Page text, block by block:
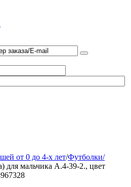
от 0 до 4-х лет/Футболки/
для мальчика А.4-39-2., цвет